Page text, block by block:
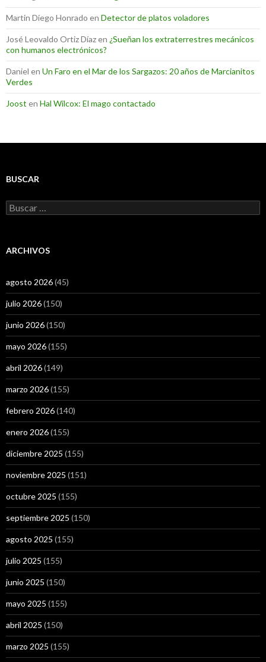
Martin Diego Honrado en Detector de platos voladores
José Leovaldo Ortiz Díazen ¿Sueñan los extraterrestres mecánicos
con humanos electrónicos?
Daniel en Un Faro en el Mar de los Sargazos: 20 años de Marcianitos
Verdes
Joost en Hal Wilcox: El mago contactado
BUSCAR
Buscar:
ARCHIVOS
agosto 2026(45)
julio 2026(150)
junio 2026(150)
mayo 2026(155)
abril 2026(149)
marzo 2026(155)
febrero 2026(140)
enero 2026(155)
diciembre 2025 (155)
noviembre 2025 (151)
octubre 2025 (155)
septiembre 2025 (150)
agosto 2025 (155)
julio 2025 (155)
junio 2025 (150)
mayo 2025 (155)
abril 2025 (150)
marzo 2025 (155)